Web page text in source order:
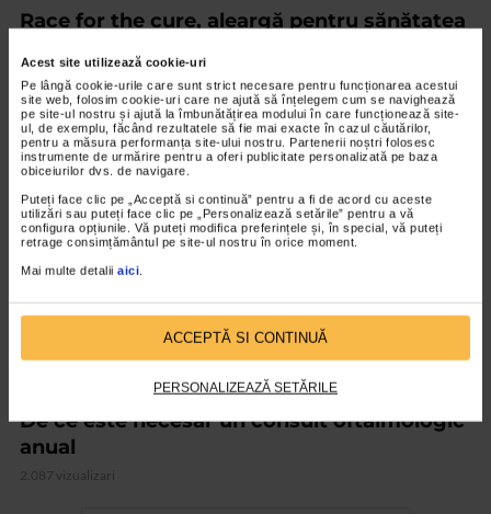
Acest site utilizează cookie-uri
Pe lângă cookie-urile care sunt strict necesare pentru funcționarea acestui
site web, folosim cookie-uri care ne ajută să înțelegem cum se navighează
pe site-ul nostru și ajută la îmbunătățirea modului în care funcționează site-
ul, de exemplu, făcând rezultatele să fie mai exacte în cazul căutărilor,
pentru a măsura performanța site-ului nostru. Partenerii noștri folosesc
instrumente de urmărire pentru a oferi publicitate personalizată pe baza
obiceiurilor dvs. de navigare.
Puteți face clic pe „Acceptă si continuă” pentru a fi de acord cu aceste
utilizări sau puteți face clic pe „Personalizează setările” pentru a vă
configura opțiunile. Vă puteți modifica preferințele și, în special, vă puteți
retrage consimțământul pe site-ul nostru în orice moment.
Mai multe detalii aici
ACCEPTĂ SI CONTINUĂ
PERSONALIZEAZĂ SETĂRILE
Race for the cure, aleargă pentru sănătatea
VIDEO
De ce este necesar un consult oftalmologic
anual
2.087 vizualizari